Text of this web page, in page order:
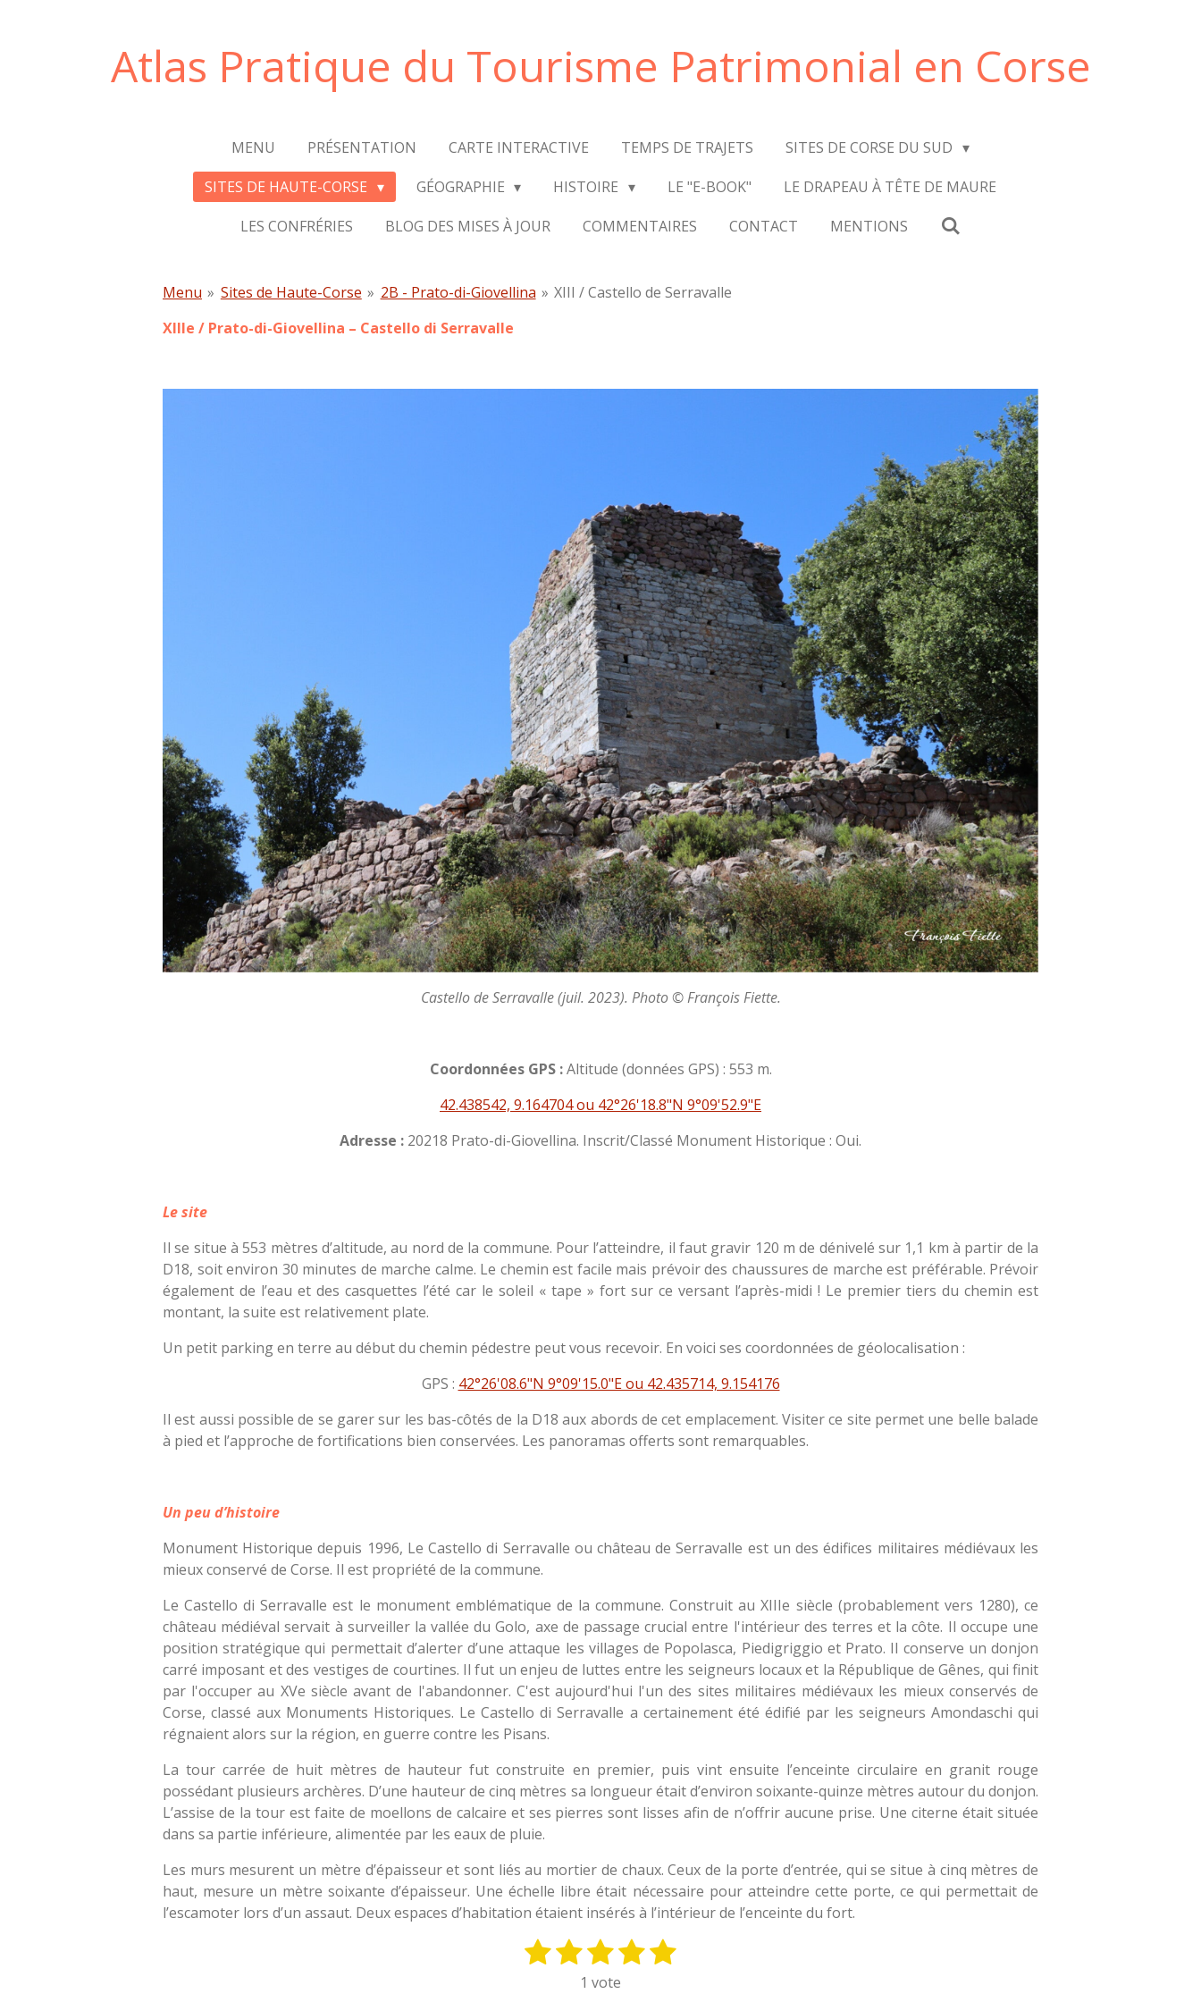
Atlas Pratique du Tourisme Patrimonial en Corse
MENU PRÉSENTATION CARTE INTERACTIVE TEMPS DE TRAJETS
SITES DE CORSE DU SUD
SITES DE HAUTE-CORSE
GÉOGRAPHIE HISTOIRE LE "E-BOOK"
LE DRAPEAU À TÊTE DE MAURE
LES CONFRÉRIES
BLOG DES MISES À JOUR COMMENTAIRES CONTACT MENTIONS
Menu » Sites de Haute-Corse » 2B - Prato-di-Giovellina » XIII / Castello de Serravalle
XIIIe / Prato-di-Giovellina – Castello di Serravalle
Castello de Serravalle (juil. 2023). Photo © François Fiette.
Coordonnées GPS :Altitude (données GPS) : 553 m.
42.438542, 9.164704 ou 42°26'18.8"N 9°09'52.9"E
Adresse : 20218 Prato-di-Giovellina. Inscrit/Classé Monument Historique : Oui.
Le site
Il se situe à 553 mètres d’altitude, au nord de la commune. Pour l’atteindre, il faut gravir 120 m de dénivelé sur 1,1 km à partir de la
D18, soit environ 30 minutes de marche calme. Le chemin est facile mais prévoir des chaussures de marche est préférable. Prévoir
également de l’eau et des casquettes l’été car le soleil « tape » fort sur ce versant l’après-midi ! Le premier tiers du chemin est
montant, la suite est relativement plate.
Un petit parking en terre au début du chemin pédestre peut vous recevoir. En voici ses coordonnées de géolocalisation :
GPS : 42°26'08.6"N 9°09'15.0"E ou 42.435714, 9.154176
Il est aussi possible de se garer sur les bas-côtés de la D18 aux abords de cet emplacement. Visiter ce site permet une belle balade
à pied et l’approche de fortifications bien conservées. Les panoramas offerts sont remarquables.
Un peu d’histoire
Monument Historique depuis 1996, Le Castello di Serravalle ou château de Serravalle est un des édifices militaires médiévaux les
mieux conservé de Corse. Il est propriété de la commune.
Le Castello di Serravalle est le monument emblématique de la commune. Construit au XIIIe siècle (probablement vers 1280), ce
château médiéval servait à surveiller la vallée du Golo, axe de passage crucial entre l'intérieur des terres et la côte. Il occupe une
position stratégique qui permettait d’alerter d’une attaque les villages de Popolasca, Piedigriggio et Prato. Il conserve un donjon
carré imposant et des vestiges de courtines. Il fut un enjeu de luttes entre les seigneurs locaux et la République de Gênes, qui finit
par l'occuper au XVe siècle avant de l'abandonner. C'est aujourd'hui l'un des sites militaires médiévaux les mieux conservés de
Corse, classé aux Monuments Historiques. Le Castello di Serravalle a certainement été édifié par les seigneurs Amondaschi qui
régnaient alors sur la région, en guerre contre les Pisans.
La tour carrée de huit mètres de hauteur fut construite en premier, puis vint ensuite l’enceinte circulaire en granit rouge
possédant plusieurs archères. D’une hauteur de cinq mètres sa longueur était d’environ soixante-quinze mètres autour du donjon.
L’assise de la tour est faite de moellons de calcaire et ses pierres sont lisses afin de n’offrir aucune prise. Une citerne était située
dans sa partie inférieure, alimentée par les eaux de pluie.
Les murs mesurent un mètre d’épaisseur et sont liés au mortier de chaux. Ceux de la porte d’entrée, qui se situe à cinq mètres de
haut, mesure un mètre soixante d’épaisseur. Une échelle libre était nécessaire pour atteindre cette porte, ce qui permettait de
l’escamoter lors d’un assaut. Deux espaces d’habitation étaient insérés à l’intérieur de l’enceinte du fort.
1 2 3
é
4
é
5
1 vote